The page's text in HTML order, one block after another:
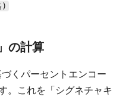
)
の計算
くパーセントエンコー
。これを「シグネチャキ